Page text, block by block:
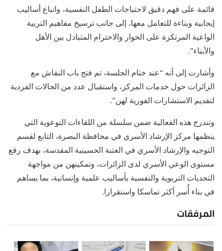
قائمة على فهم دقيق لاحتياجات الطفل النفسية، واتباع أساليب
إيجابية وبناءة للتعامل معها، إلى جانب ترسيخ مفاهيم التربية
الواعية المرتكزة على الحوار والاحترام المتبادل بين الأهل
والأبناء”.
وأشارت إلى أنه “عند ختام الجلسة، تم فتح باب النقاش مع
الزائرات حول خدمات المركز، واستقبال عدد من الحالات الفردية
لتقديم الاستشارات الفورية لهن”.
وتندرج هذه الفعالية ضمن سلسلة من اللقاءات التوعوية التي
ينظمها مركز الإرشاد الأسري في محافظة البصرة، التابع لقسم
التوجيه والإرشاد الأسري في العتبة الحسينية المقدسة، بهدف رفع
مستوى الوعي الأسري لدى الزائرات، وتمكينهن من مواجهة
التحديات التربوية والنفسية بأساليب علمية وإنسانية، بما يساهم
في بناء أُسر أكثر تماسكا واستقرارا.
المرفقات